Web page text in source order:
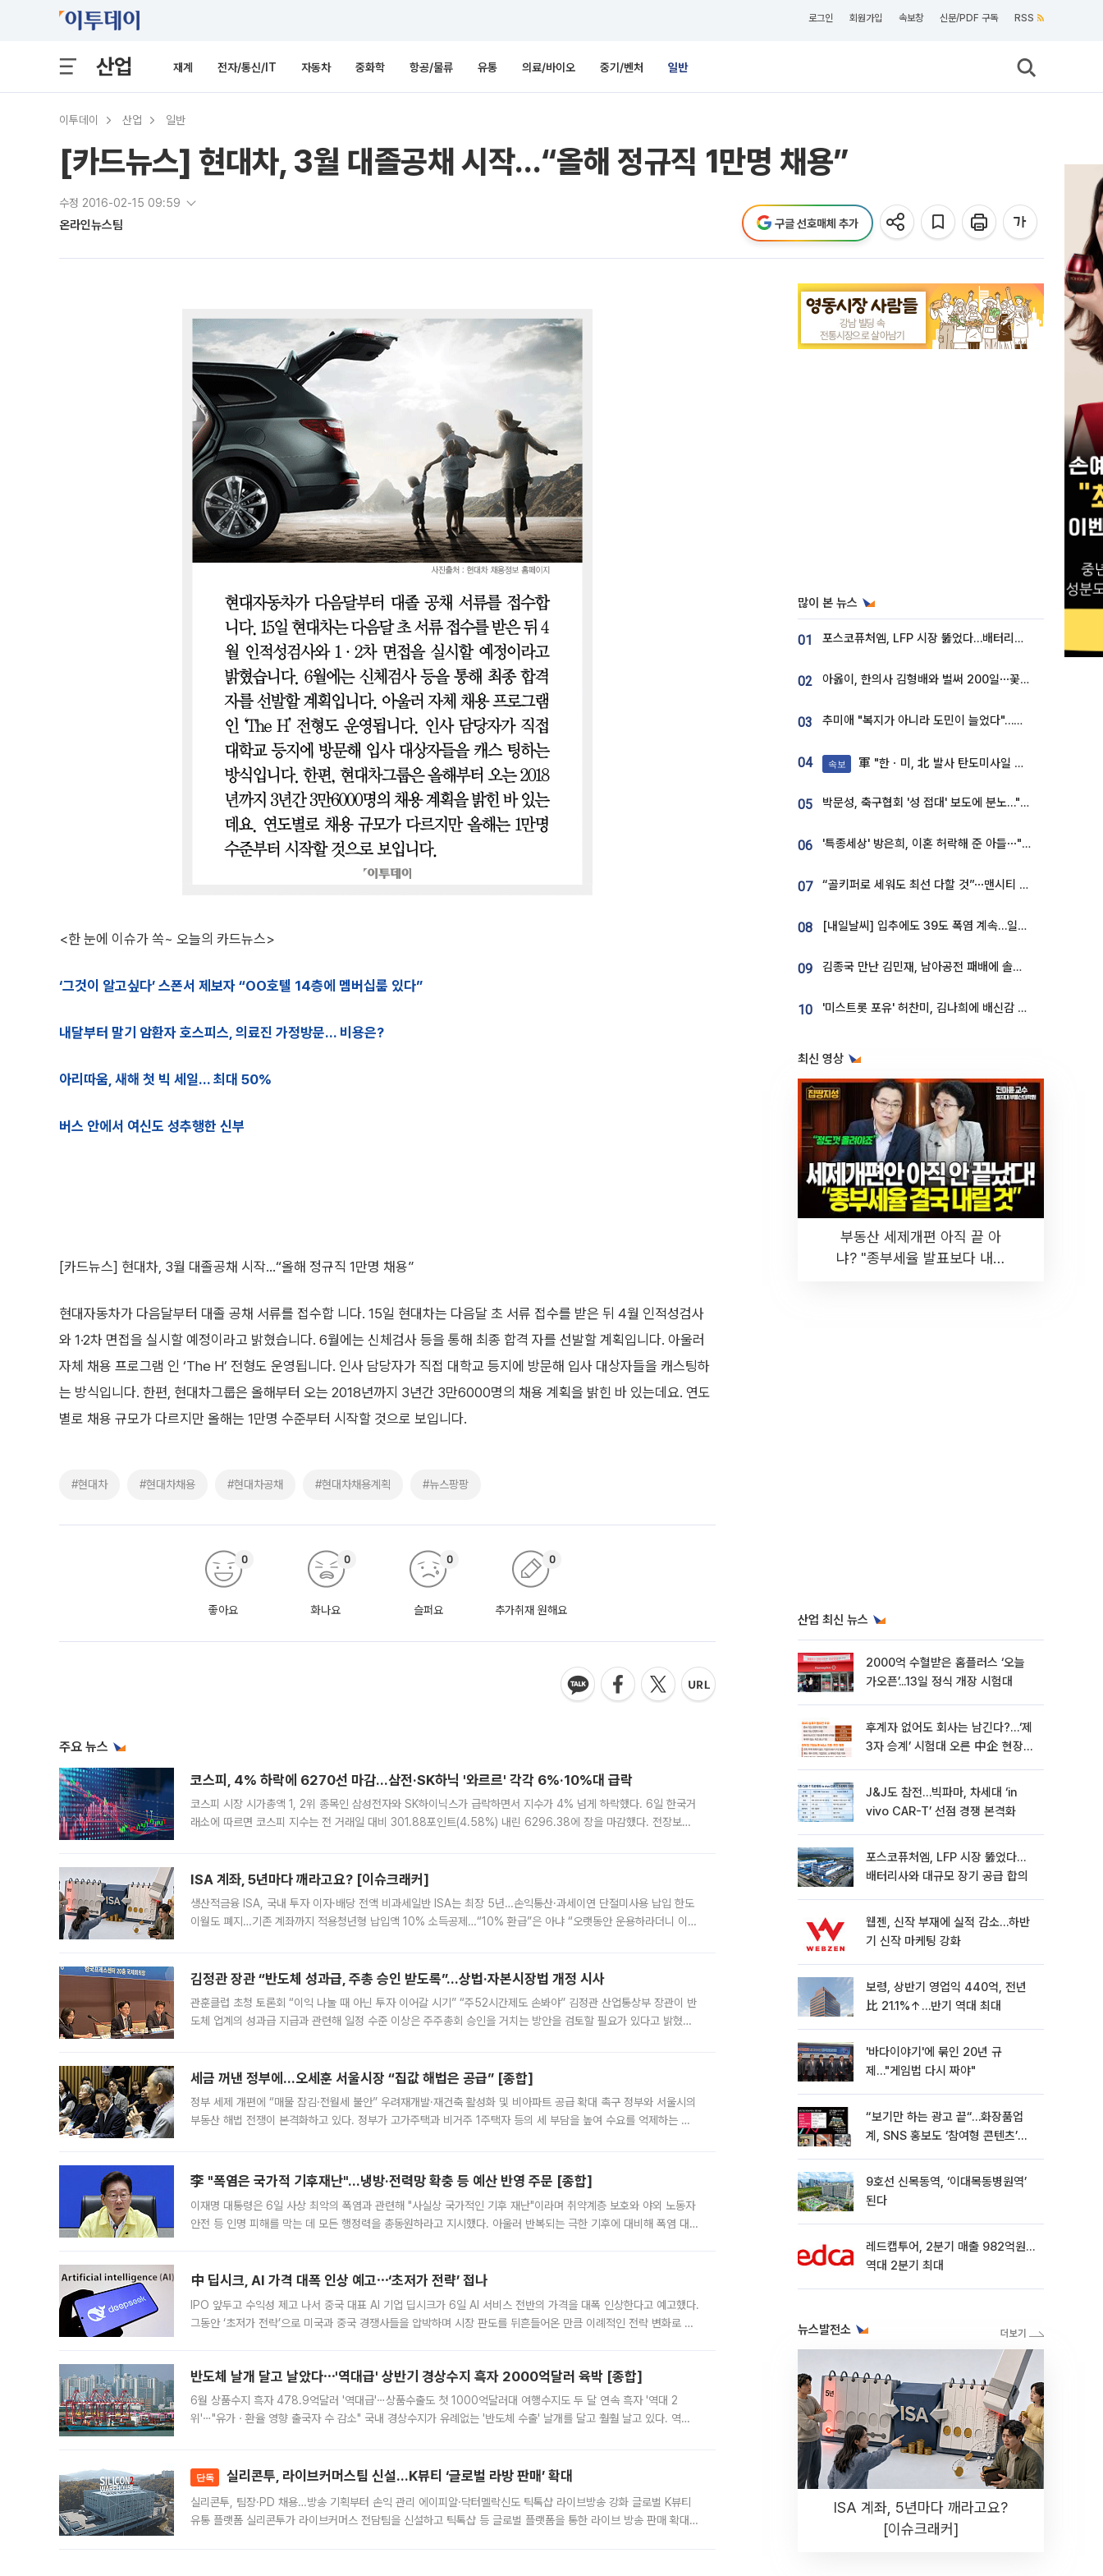
로그인 회원가입 속보창 신문/PDF 구독 RSS
산업 재계 전자/통신/IT 자동차 중화학 항공/물류 유통 의료/바이오 중기/벤처 일반
이투데이 산업 일반
[카드뉴스] 현대차, 3월 대졸공채 시작…“올해 정규직 1만명 채용”
수정 2016-02-15 09:59
온라인뉴스팀 구글 선호매체 추가
<한 눈에 이슈가 쏙~ 오늘의 카드뉴스>
‘그것이 알고싶다’ 스폰서 제보자 “OO호텔 14층에 멤버십룸 있다”
내달부터 말기 암환자 호스피스, 의료진 가정방문… 비용은?
아리따움, 새해 첫 빅 세일… 최대 50%
버스 안에서 여신도 성추행한 신부
[카드뉴스] 현대차, 3월 대졸공채 시작…“올해 정규직 1만명 채용”
현대자동차가 다음달부터 대졸 공채 서류를 접수합 니다. 15일 현대차는 다음달 초 서류 접수를 받은 뒤 4월 인적성검사
와 1·2차 면접을 실시할 예정이라고 밝혔습니다. 6월에는 신체검사 등을 통해 최종 합격 자를 선발할 계획입니다. 아울러
자체 채용 프로그램 인 ‘The H’ 전형도 운영됩니다. 인사 담당자가 직접 대학교 등지에 방문해 입사 대상자들을 캐스팅하
는 방식입니다. 한편, 현대차그룹은 올해부터 오는 2018년까지 3년간 3만6000명의 채용 계획을 밝힌 바 있는데요. 연도
별로 채용 규모가 다르지만 올해는 1만명 수준부터 시작할 것으로 보입니다.
#현대차 #현대차채용 #현대차공채 #현대차채용계획 #뉴스팡팡
좋아요
0
화나요
0
슬퍼요
0
추가취재 원해요
0
주요 뉴스
코스피, 4% 하락에 6270선 마감…삼전·SK하닉 '와르르' 각각 6%·10%대 급락
코스피 시장 시가총액 1, 2위 종목인 삼성전자와 SK하이닉스가 급락하면서 지수가 4% 넘게 하락했다. 6일 한국거
래소에 따르면 코스피 지수는 전 거래일 대비 301.88포인트(4.58%) 내린 6296.38에 장을 마감했다. 전장보다
ISA 계좌, 5년마다 깨라고요? [이슈크래커]
생산적금융 ISA, 국내 투자 이자·배당 전액 비과세일반 ISA는 최장 5년…손익통산·과세이연 단절미사용 납입 한도
이월도 폐지…기존 계좌까지 적용청년형 납입액 10% 소득공제…“10% 환급”은 아냐 “오랫동안 운용하라더니 이제
김정관 장관 “반도체 성과급, 주총 승인 받도록”…상법·자본시장법 개정 시사
관훈클럽 초청 토론회 “이익 나눌 때 아닌 투자 이어갈 시기” “주52시간제도 손봐야” 김정관 산업통상부 장관이 반
도체 업계의 성과급 지급과 관련해 일정 수준 이상은 주주총회 승인을 거치는 방안을 검토할 필요가 있다고 밝혔다.
세금 꺼낸 정부에…오세훈 서울시장 “집값 해법은 공급” [종합]
정부 세제 개편에 “매물 잠김·전월세 불안” 우려재개발·재건축 활성화 및 비아파트 공급 확대 촉구 정부와 서울시의
부동산 해법 전쟁이 본격화하고 있다. 정부가 고가주택과 비거주 1주택자 등의 세 부담을 높여 수요를 억제하는 카
李 "폭염은 국가적 기후재난"…냉방·전력망 확충 등 예산 반영 주문 [종합]
이재명 대통령은 6일 사상 최악의 폭염과 관련해 "사실상 국가적인 기후 재난"이라며 취약계층 보호와 야외 노동자
안전 등 인명 피해를 막는 데 모든 행정력을 총동원하라고 지시했다. 아울러 반복되는 극한 기후에 대비해 폭염 대응
中 딥시크, AI 가격 대폭 인상 예고⋯‘초저가 전략’ 접나
IPO 앞두고 수익성 제고 나서 중국 대표 AI 기업 딥시크가 6일 AI 서비스 전반의 가격을 대폭 인상한다고 예고했다.
그동안 ‘초저가 전략’으로 미국과 중국 경쟁사들을 압박하며 시장 판도를 뒤흔들어온 만큼 이례적인 전략 변화로 평
반도체 날개 달고 날았다⋯'역대급' 상반기 경상수지 흑자 2000억달러 육박 [종합]
6월 상품수지 흑자 478.9억달러 '역대급'⋯상품수출도 첫 1000억달러대 여행수지도 두 달 연속 흑자 '역대 2
위'⋯"유가ㆍ환율 영향 출국자 수 감소" 국내 경상수지가 유례없는 '반도체 수출' 날개를 달고 훨훨 날고 있다. 역대
단독 실리콘투, 라이브커머스팀 신설…K뷰티 ‘글로벌 라방 판매’ 확대
실리콘투, 팀장·PD 채용…방송 기획부터 손익 관리 에이피알·닥터멜락신도 틱톡샵 라이브방송 강화 글로벌 K뷰티
유통 플랫폼 실리콘투가 라이브커머스 전담팀을 신설하고 틱톡샵 등 글로벌 플랫폼을 통한 라이브 방송 판매 확대에
많이 본 뉴스
01 포스코퓨처엠, LFP 시장 뚫었다…배터리사와 대규모 장기 공급 합의
02 아옳이, 한의사 김형배와 벌써 200일⋯꽃다발 들고 "프러포즈 아냐"
03 추미애 "복지가 아니라 도민이 늘었다"…재정난 책임론 정면돌파
04 속보 軍 "한ㆍ미, 北 발사 탄도미사일 제원 정밀분석 중"
05 박문성, 축구협회 '성 접대' 보도에 분노…"다 말아먹으려고 작정했나"
06 '특종세상' 방은희, 이혼 허락해 준 아들⋯"너무 잘 커줬다" 오열
07 “골키퍼로 세워도 최선 다할 것”⋯맨시티 누네스, 주전 경쟁 각오 [인터뷰]
08 [내일날씨] 입추에도 39도 폭염 계속…일부 지역 소나기
09 김종국 만난 김민재, 남아공전 패배에 솔직한 속내⋯"선수들도 못하긴 했다"
10 '미스트롯 포유' 허찬미, 김나희에 배신감 든 사연⋯"이상준 추천해주더라"
최신 영상
부동산 세제개편 아직 끝 아
냐? "종부세율 발표보다 내릴
산업 최신 뉴스
2000억 수혈받은 홈플러스 ‘오늘
가오픈’...13일 정식 개장 시험대
후계자 없어도 회사는 남긴다?…‘제
3자 승계’ 시험대 오른 中企 현장
J&J도 참전…빅파마, 차세대 ‘in
vivo CAR-T’ 선점 경쟁 본격화
포스코퓨처엠, LFP 시장 뚫었다…
배터리사와 대규모 장기 공급 합의
웹젠, 신작 부재에 실적 감소…하반
기 신작 마케팅 강화
보령, 상반기 영업익 440억, 전년
比 21.1%↑…반기 역대 최대
'바다이야기'에 묶인 20년 규
제…"게임법 다시 짜야"
“보기만 하는 광고 끝“…화장품업
계, SNS 홍보도 ‘참여형 콘텐츠’로
9호선 신목동역, ‘이대목동병원역’
된다
레드캡투어, 2분기 매출 982억원…
역대 2분기 최대
뉴스발전소
ISA 계좌, 5년마다 깨라고요?
[이슈크래커]